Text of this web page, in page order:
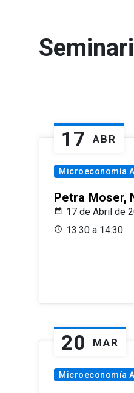
17 ABR
Microeconomía
Petra Moser,
17 de Abril de
13:30 a 14:30
20 MAR
Microeconomía